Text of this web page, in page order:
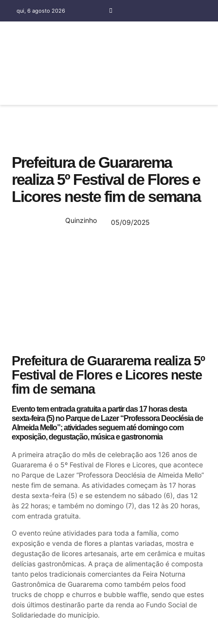
qui, 6 agosto 2026
Prefeitura de Guararema
realiza 5º Festival de Flores e
Licores neste fim de semana
Quinzinho 05/09/2025
Prefeitura de Guararema realiza 5º
Festival de Flores e Licores neste
fim de semana
Evento tem entrada gratuita a partir das 17 horas desta
sexta-feira (5) no Parque de Lazer “Professora Deoclésia de
Almeida Mello”; atividades seguem até domingo com
exposição, degustação, música e gastronomia
A primeira atração do mês de celebração aos 126 anos de
Guararema é o 5º Festival de Flores e Licores, que acontece
no Parque de Lazer “Professora Deoclésia de Almeida Mello”
neste fim de semana. As atividades começam às 17 horas
desta sexta-feira (5) e se estendem no sábado (6), das 12
às 22 horas; e também no domingo (7), das 12 às 20 horas,
com entrada gratuita.
O evento reúne atividades para toda a família, como
exposição e venda de flores a plantas variadas, mostra e
degustação de licores artesanais, arte em cerâmica e muitas
delícias gastronômicas. A praça de alimentação é composta
tanto pelos tradicionais comerciantes da Feira Noturna
Gastronômica de Guararema como também pelos food
trucks de chopp e churros e bubble waffle, sendo que estes
dois últimos destinarão parte da renda ao Fundo Social de
Solidariedade do município.